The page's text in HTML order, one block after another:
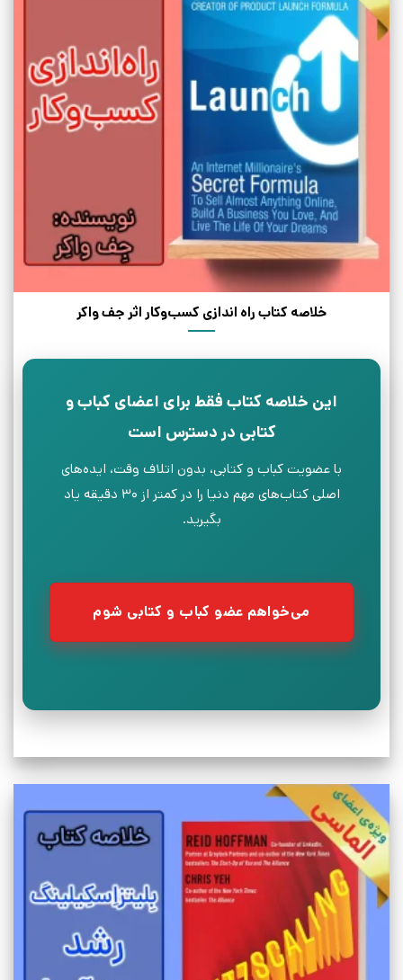
خلاصه کتاب راه اندازی کسب‌وکار اثر جف واکر
این خلاصه کتاب فقط برای اعضای کباب و
کتابی در دسترس است
با عضویت کباب و کتابی، بدون اتلاف وقت، ایده‌های
اصلی کتاب‌های مهم دنیا را در کمتر از ۳۰ دقیقه یاد
بگیرید.
می‌خواهم عضو کباب و کتابی شوم